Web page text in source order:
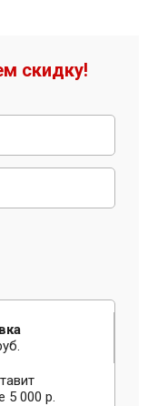
скидку!
5 000 р.